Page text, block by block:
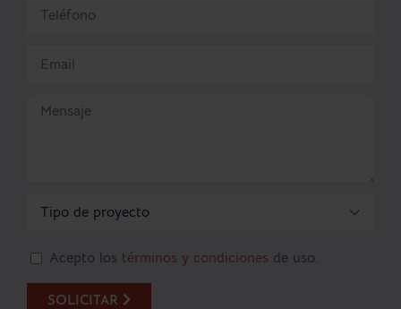

Acepto los términos y condiciones de uso.
SOLICITAR